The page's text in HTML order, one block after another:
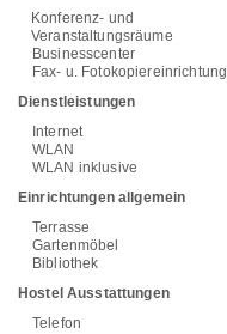
Konferenz- und
Veranstaltungsräume
Businesscenter
Fax- u.
Dienstleistungen
Internet
WLAN
WLAN inklusive
Einrichtungen allgemein
Terrasse
Gartenmöbel
Bibliothek
Hostel Ausstattungen
Telefon